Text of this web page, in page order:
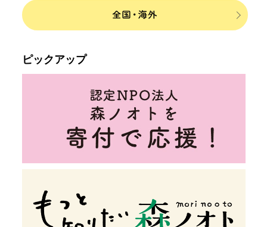
ピックアップ